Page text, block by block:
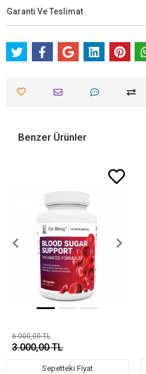
Garanti Ve Teslimat
Benzer Ürünler
6.000,00 TL
3.000,00 TL
Sepetteki Fiyat